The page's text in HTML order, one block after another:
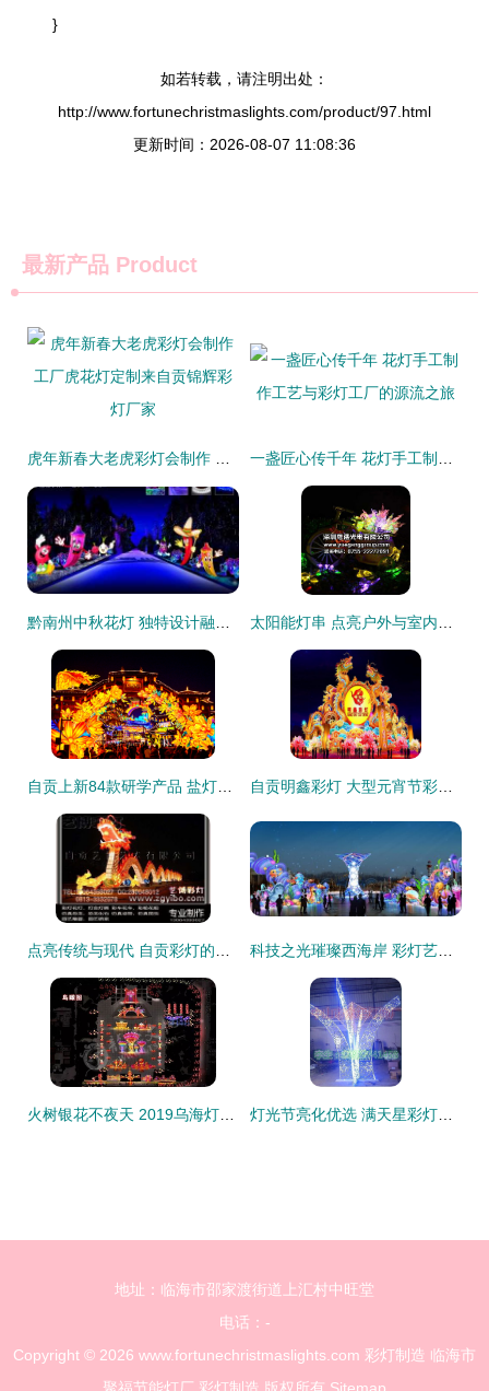
}
如若转载，请注明出处：
http://www.fortunechristmaslights.com/product/97.html
更新时间：2026-08-07 11:08:36
最新产品 Product
虎年新春大老虎彩灯会制作 工厂虎花灯定制来自贡锦辉彩灯厂家 一盏匠心传千年 花灯手工制作工艺与彩灯工厂的源流之旅
黔南州中秋花灯 独特设计融合民族风情，传承与创新并重 太阳能灯串 点亮户外与室内的环保之美——从生产到价格全解析
自贡上新84款研学产品 盐灯非遗与航空科创引领春假新热潮 自贡明鑫彩灯 大型元宵节彩灯中的匠心与艺术
点亮传统与现代 自贡彩灯的艺术魅力与供应链解析 科技之光璀璨西海岸 彩灯艺术点亮第31届青岛国际啤酒节
火树银花不夜天 2019乌海灯会即将璀璨登场 灯光节亮化优选 满天星彩灯串的浪漫与卓越制造工艺
地址：临海市邵家渡街道上汇村中旺堂
电话：-
Copyright © 2026 www.fortunechristmaslights.com 彩灯制造 临海市